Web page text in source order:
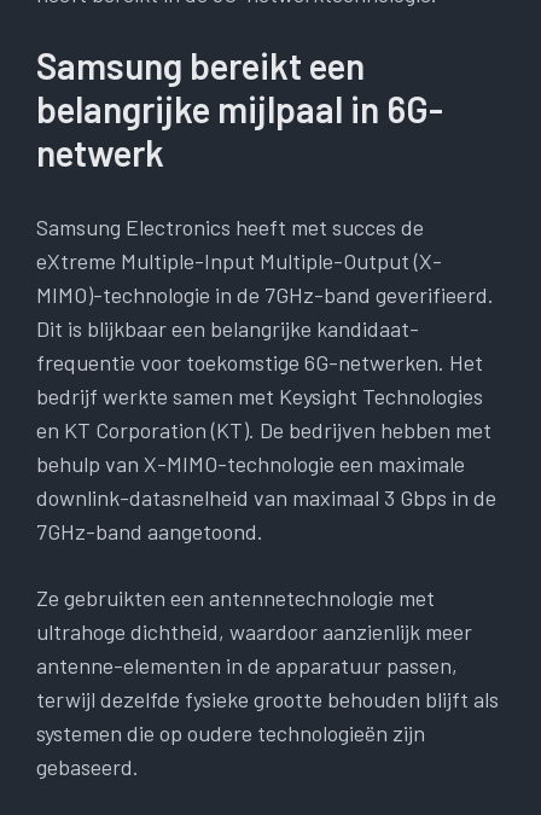
Samsung bereikt een
belangrijke mijlpaal in 6G-
netwerk
Samsung Electronics heeft met succes de
eXtreme Multiple-Input Multiple-Output (X-
MIMO)-technologie in de 7GHz-band geverifieerd.
Dit is blijkbaar een belangrijke kandidaat-
frequentie voor toekomstige 6G-netwerken. Het
bedrijf werkte samen met Keysight Technologies
en KT Corporation (KT). De bedrijven hebben met
behulp van X-MIMO-technologie een maximale
downlink-datasnelheid van maximaal 3 Gbps in de
7GHz-band aangetoond.
Ze gebruikten een antennetechnologie met
ultrahoge dichtheid, waardoor aanzienlijk meer
antenne-elementen in de apparatuur passen,
terwijl dezelfde fysieke grootte behouden blijft als
systemen die op oudere technologieën zijn
gebaseerd.